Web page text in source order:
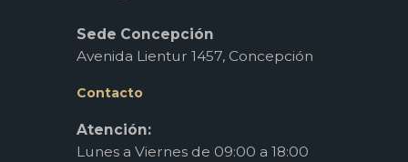
Sede Concepción
Avenida Lientur 1457, Concepción
Contacto
Atención:
Lunes a Viernes de 09:00 a 18:00